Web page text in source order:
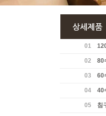
01
02 80
03 60
04 40
05 침